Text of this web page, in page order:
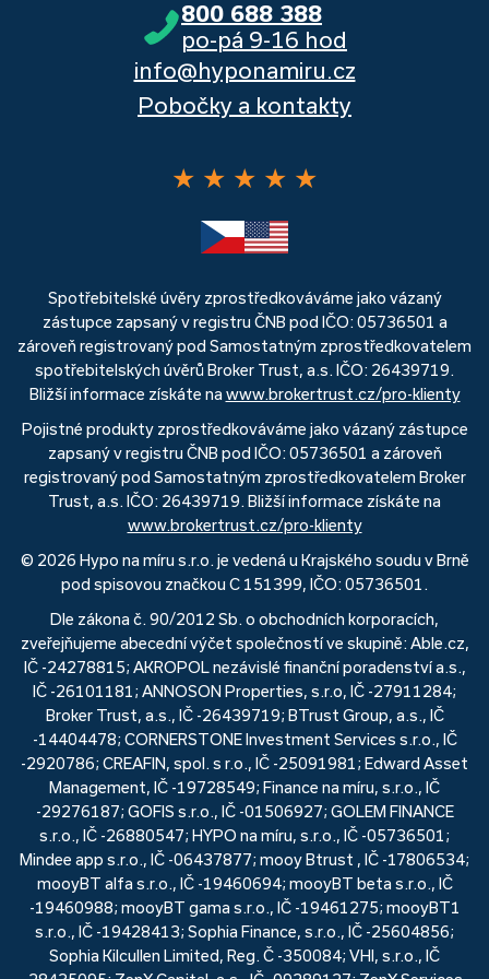
800 688 388
po-pá 9-16 hod
info@hyponamiru.cz
Pobočky a kontakty
★ ★ ★ ★ ★
Spotřebitelské úvěry zprostředkováváme jako vázaný
zástupce zapsaný v registru ČNB pod IČO: 05736501 a
zároveň registrovaný pod Samostatným zprostředkovatelem
spotřebitelských úvěrů Broker Trust, a.s. IČO: 26439719.
Bližší informace získáte na www.brokertrust.cz/pro-klienty
Pojistné produkty zprostředkováváme jako vázaný zástupce
zapsaný v registru ČNB pod IČO: 05736501 a zároveň
registrovaný pod Samostatným zprostředkovatelem Broker
Trust, a.s. IČO: 26439719. Bližší informace získáte na
www.brokertrust.cz/pro-klienty
© 2026 Hypo na míru s.r.o. je vedená u Krajského soudu v Brně
pod spisovou značkou C 151399, IČO: 05736501.
Dle zákona č. 90/2012 Sb. o obchodních korporacích,
zveřejňujeme abecední výčet společností ve skupině: Able.cz,
IČ -24278815; AKROPOL nezávislé finanční poradenství a.s.,
IČ -26101181; ANNOSON Properties, s.r.o, IČ -27911284;
Broker Trust, a.s., IČ -26439719; BTrust Group, a.s., IČ
-14404478; CORNERSTONE Investment Services s.r.o., IČ
-2920786; CREAFIN, spol. s r.o., IČ -25091981; Edward Asset
Management, IČ -19728549; Finance na míru, s.r.o., IČ
-29276187; GOFIS s.r.o., IČ -01506927; GOLEM FINANCE
s.r.o., IČ -26880547; HYPO na míru, s.r.o., IČ -05736501;
Mindee app s.r.o., IČ -06437877; mooy Btrust , IČ -17806534;
mooyBT alfa s.r.o., IČ -19460694; mooyBT beta s.r.o., IČ
-19460988; mooyBT gama s.r.o., IČ -19461275; mooyBT1
s.r.o., IČ -19428413; Sophia Finance, s.r.o., IČ -25604856;
Sophia Kilcullen Limited, Reg. Č -350084; VHI, s.r.o., IČ